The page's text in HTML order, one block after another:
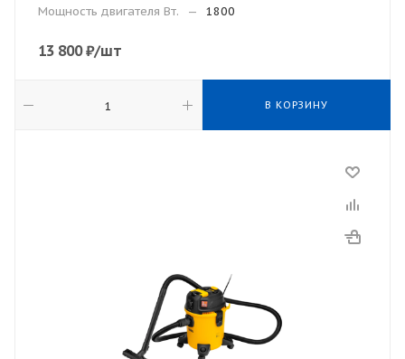
Мощность двигателя Вт.
— 1800
13 800₽/шт
В КОРЗИНУ